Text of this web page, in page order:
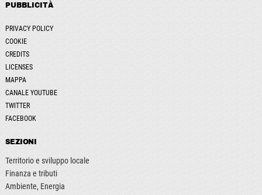
PUBBLICITÀ
PRIVACY POLICY
COOKIE
CREDITS
LICENSES
MAPPA
CANALE YOUTUBE
TWITTER
FACEBOOK
SEZIONI
Territorio e sviluppo locale
Finanza e tributi
Ambiente, Energia